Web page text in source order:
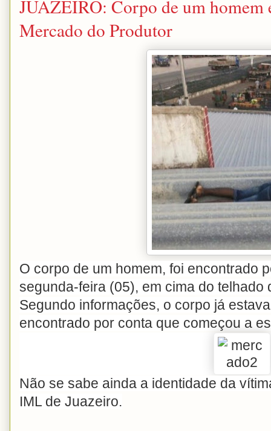
JUAZEIRO: Corpo de um homem
Mercado do Produtor
O corpo de um homem, foi encontrado
segunda-feira (05), em cima do telhado
Segundo informações, o corpo já
encontrado por conta que começou a
Não se sabe ainda a identidade da
IML de Juazeiro.